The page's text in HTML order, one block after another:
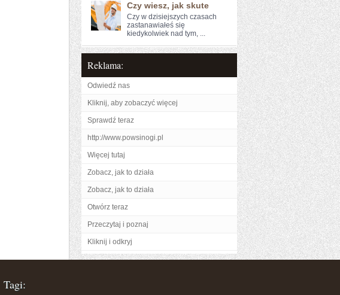
Czy wiesz, jak skute
Czy w dzisiejszych czasach⁣
zastanawiałeś się
kiedykolwiek⁢ nad tym, ...
Reklama:
Odwiedź nas
Kliknij, aby zobaczyć więcej
Sprawdź teraz
http://www.powsinogi.pl
Więcej tutaj
Zobacz, jak to działa
Zobacz, jak to działa
Otwórz teraz
Przeczytaj i poznaj
Kliknij i odkryj
Tagi: